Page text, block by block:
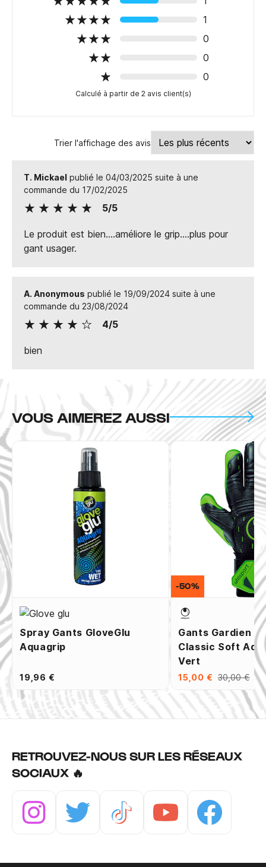
1
0
0
0
Calculé à partir de 2 avis client(s)
Trier l'affichage des avis
T. Mickael publié le 04/03/2025 suite à une
commande du 17/02/2025
5/5
Le produit est bien....améliore le grip....plus pour
gant usager.
A. Anonymous publié le 19/09/2024 suite à une
commande du 23/08/2024
4/5
bien
VOUS AIMEREZ AUSSI
Spray Gants GloveGlu
Aquagrip
19,96 €
Gants Gardien
Classic Soft
Vert
15,00 € 30,00 €
-50%
RETROUVEZ-NOUS SUR LES RÉSEAUX
SOCIAUX 🔥